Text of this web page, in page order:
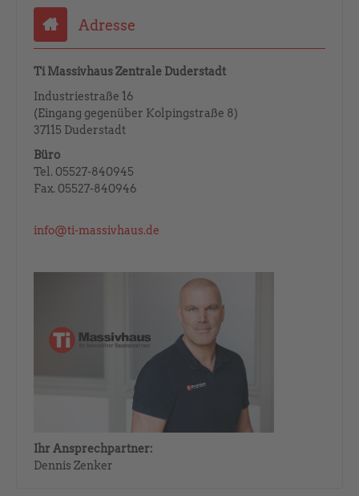
Adresse
Ti Massivhaus Zentrale Duderstadt
Industriestraße 16
(Eingang gegenüber Kolpingstraße 8)
37115 Duderstadt
Büro
Tel. 05527-840945
Fax. 05527-840946
info@ti-massivhaus.de
Ihr Ansprechpartner:
Dennis Zenker